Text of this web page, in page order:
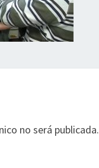
no será publicada.